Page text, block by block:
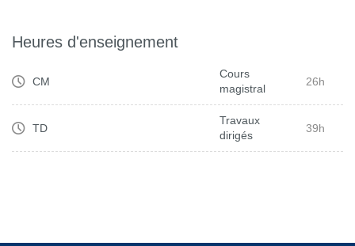
Heures d'enseignement
CM
Cours
magistral
26h
TD
Travaux
dirigés
39h